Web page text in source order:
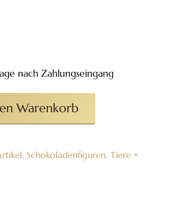
nach Zahlungseingang
Warenkorb
, Schokoladenfiguren, Tiere